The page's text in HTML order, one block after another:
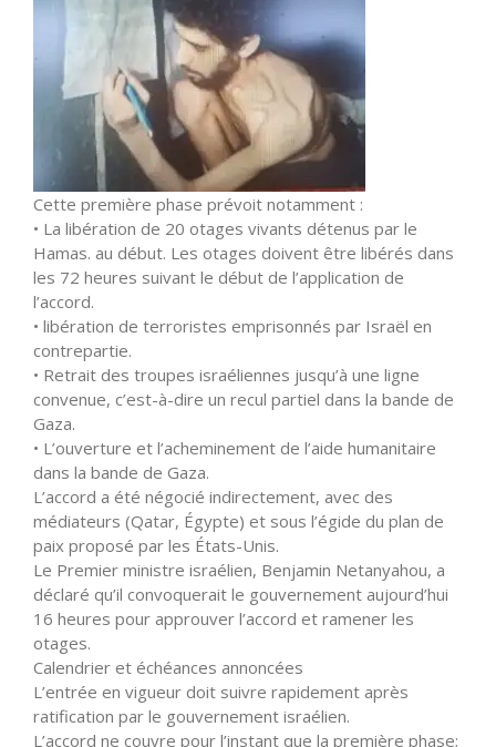
Cette première phase prévoit notamment :
• La libération de 20 otages vivants détenus par le
Hamas. au début. Les otages doivent être libérés dans
les 72 heures suivant le début de l’application de
l’accord.
• libération de terroristes emprisonnés par Israël en
contrepartie.
• Retrait des troupes israéliennes jusqu’à une ligne
convenue, c’est-à-dire un recul partiel dans la bande de
Gaza.
• L’ouverture et l’acheminement de l’aide humanitaire
dans la bande de Gaza.
L’accord a été négocié indirectement, avec des
médiateurs (Qatar, Égypte) et sous l’égide du plan de
paix proposé par les États-Unis.
Le Premier ministre israélien, Benjamin Netanyahou, a
déclaré qu’il convoquerait le gouvernement aujourd’hui
16 heures pour approuver l’accord et ramener les
otages.
Calendrier et échéances annoncées
L’entrée en vigueur doit suivre rapidement après
ratification par le gouvernement israélien.
L’accord ne couvre pour l’instant que la première phase;